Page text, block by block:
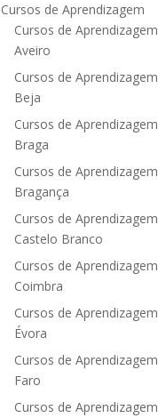
Cursos de Aprendizagem
Cursos de Aprendizagem
Aveiro
Cursos de Aprendizagem
Beja
Cursos de Aprendizagem
Braga
Cursos de Aprendizagem
Bragança
Cursos de Aprendizagem
Castelo Branco
Cursos de Aprendizagem
Coimbra
Cursos de Aprendizagem
Évora
Cursos de Aprendizagem
Faro
Cursos de Aprendizagem